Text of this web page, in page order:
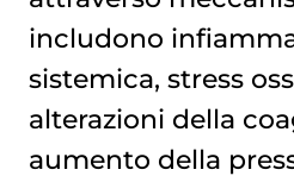
includono
sistemica, stress
alterazioni della
aumento della